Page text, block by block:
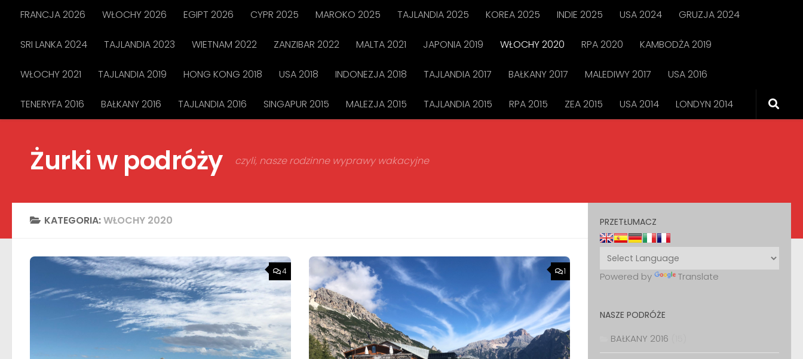
Przejdź do treści
FRANCJA 2026 WŁOCHY 2026 EGIPT 2026 CYPR 2025 MAROKO 2025 TAJLANDIA 2025 KOREA 2025 INDIE 2025 USA 2024 GRUZJA 2024
SRI LANKA 2024 TAJLANDIA 2023 WIETNAM 2022 ZANZIBAR 2022 MALTA 2021 JAPONIA 2019 WŁOCHY 2020 RPA 2020 KAMBODŻA 2019
WŁOCHY 2021 TAJLANDIA 2019 HONG KONG 2018 USA 2018 INDONEZJA 2018 TAJLANDIA 2017 BAŁKANY 2017 MALEDIWY 2017 USA 2016
TENERYFA 2016 BAŁKANY 2016 TAJLANDIA 2016 SINGAPUR 2015 MALEZJA 2015 TAJLANDIA 2015 RPA 2015 ZEA 2015 USA 2014 LONDYN 2014
Żurki w podróży czyli, nasze rodzinne wyprawy wakacyjne
KATEGORIA:WŁOCHY 2020
4 1
PRZETŁUMACZ
Powered by Translate
NASZE PODRÓŻE
BAŁKANY 2016